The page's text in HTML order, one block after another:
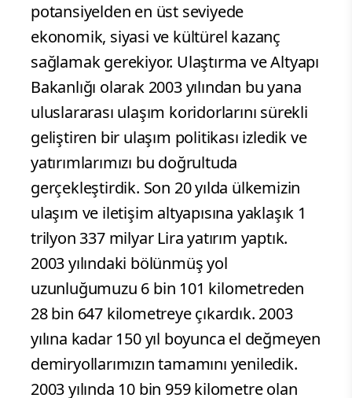
potansiyelden en üst seviyede
ekonomik, siyasi ve kültürel kazanç
sağlamak gerekiyor. Ulaştırma ve Altyapı
Bakanlığı olarak 2003 yılından bu yana
uluslararası ulaşım koridorlarını sürekli
geliştiren bir ulaşım politikası izledik ve
yatırımlarımızı bu doğrultuda
gerçekleştirdik. Son 20 yılda ülkemizin
ulaşım ve iletişim altyapısına yaklaşık 1
trilyon 337 milyar Lira yatırım yaptık.
2003 yılındaki bölünmüş yol
uzunluğumuzu 6 bin 101 kilometreden
28 bin 647 kilometreye çıkardık. 2003
yılına kadar 150 yıl boyunca el değmeyen
demiryollarımızın tamamını yeniledik.
2003 yılında 10 bin 959 kilometre olan